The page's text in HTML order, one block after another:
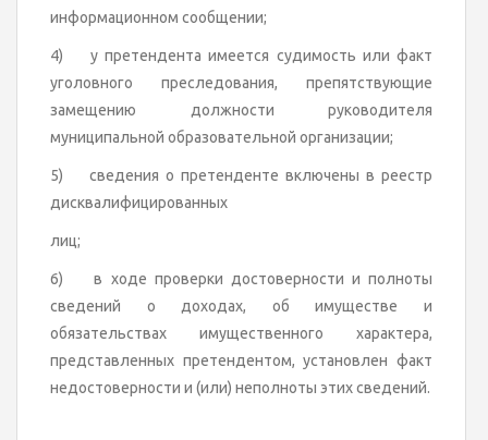
информационном сообщении;
4) у претендента имеется судимость или факт
уголовного преследования, препятствующие
замещению должности руководителя
муниципальной образовательной организации;
5) сведения о претенденте включены в реестр
дисквалифицированных
лиц;
6) в ходе проверки достоверности и полноты
сведений о доходах, об имуществе и
обязательствах имущественного характера,
представленных претендентом, установлен факт
недостоверности и (или) неполноты этих сведений.